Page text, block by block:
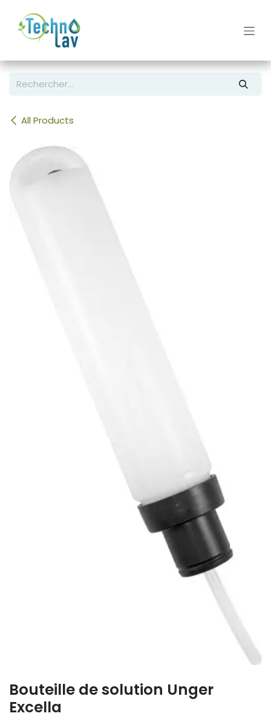
All Products
Bouteille de solution Unger
Excella